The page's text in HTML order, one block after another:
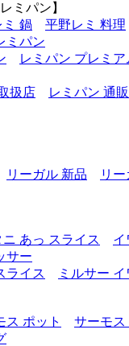
ミパン】
ミ 鍋
平野レミ 料理
ミパン
レミパン プレミア
扱店
レミパン 通販
リーガル 新品
リ
ニ あっ スライス
イ
サー
ライス ミルサー
ス ポット
サーモス